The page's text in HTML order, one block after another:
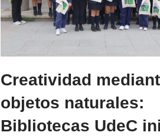
Creatividad
objetos naturales:
Bibliotecas UdeC